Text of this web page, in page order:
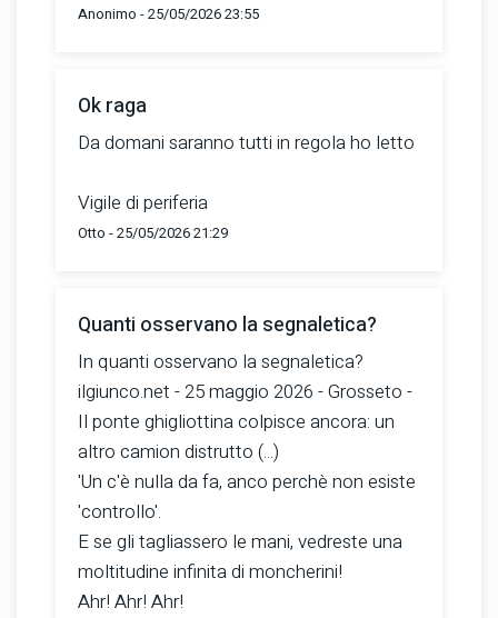
Anonimo - 25/05/2026 23:55
Ok raga
Da domani saranno tutti in regola ho letto
Vigile di periferia
Otto - 25/05/2026 21:29
Quanti osservano la segnaletica?
In quanti osservano la segnaletica?
ilgiunco.net - 25 maggio 2026 - Grosseto -
Il ponte ghigliottina colpisce ancora: un
altro camion distrutto (...)
'Un c'è nulla da fa, anco perchè non esiste
'controllo'.
E se gli tagliassero le mani, vedreste una
moltitudine infinita di moncherini!
Ahr! Ahr! Ahr!